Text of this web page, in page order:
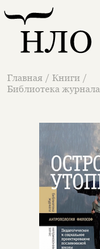
Главная / Книги /
Библиотека